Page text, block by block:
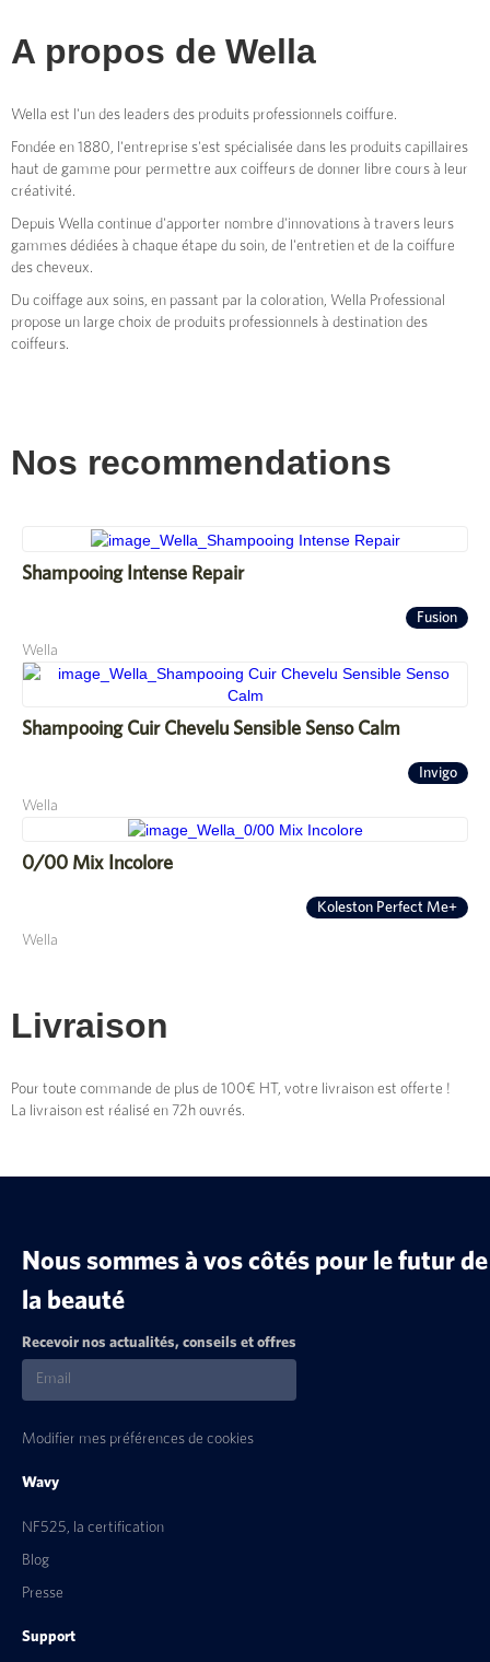
A propos de Wella
Wella est l'un des leaders des produits professionnels coiffure.
Fondée en 1880, l'entreprise s'est spécialisée dans les produits capillaires
haut de gamme pour permettre aux coiffeurs de donner libre cours à leur
créativité.
Depuis Wella continue d'apporter nombre d'innovations à travers leurs
gammes dédiées à chaque étape du soin, de l'entretien et de la coiffure
des cheveux.
Du coiffage aux soins, en passant par la coloration, Wella Professional
propose un large choix de produits professionnels à destination des
coiffeurs.
Nos recommendations
Shampooing Intense Repair
Fusion
Wella
Shampooing Cuir Chevelu Sensible Senso Calm
Invigo
Wella
0/00 Mix Incolore
Koleston Perfect Me+
Wella
Livraison
Pour toute commande de plus de 100€ HT, votre livraison est offerte !
La livraison est réalisé en 72h ouvrés.
Nous sommes à vos côtés pour le futur de
la beauté
Recevoir nos actualités, conseils et offres
Modifier mes préférences de cookies
Wavy
NF525, la certification
Blog
Presse
Support